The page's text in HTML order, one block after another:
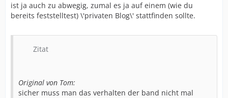
ist ja auch zu abwegig, zumal es ja auf einem (wie du
bereits feststelltest) \'privaten Blog\' stattfinden sollte.
Zitat
Original von Tom:
sicher muss man das verhalten der band nicht mal